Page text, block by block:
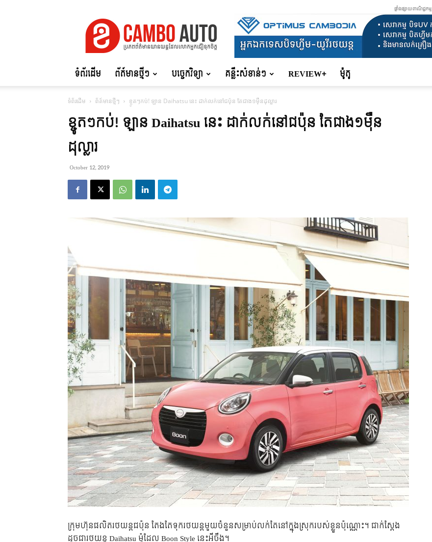
Auto
ផ្ទាំងផ្សាយពាណិជ្ជកម្ម
ទំព័រដើម ព័ត៍មានថ្មីៗ បច្ចេកវិទ្យា គន្លឹះសំខាន់ៗ REVIEW+ ម៉ូតូ
ទំព័រដើម ព័ត៍មានថ្មីៗ ខ្ចូតៗកប់! ឡាន Daihatsu នេះ ដាក់លក់នៅជប៉ុន តែជាង១ម៉ឺនដុល្លារ
ខ្ចូតៗកប់! ឡាន Daihatsu នេះ ដាក់លក់នៅជប៉ុន តែជាង១ម៉ឺន
ដុល្លារ
October 12, 2019
ក្រុមហ៊ុន​ផលិត​រថយន្ត​ជប៉ុន តែងតែ​ទុក​រថយន្ត​មួយ​ចំនួន​សម្រាប់​លក់​តែ​នៅ​ក្នុង​ស្រុក​របស់​ខ្លួន​ប៉ុណ្ណោះ។ ជាក់ស្តែង​
ដូច​ជា​រថយន្ត Daihatsu ម៉ូដែល Boon Style នេះអីចឹង។